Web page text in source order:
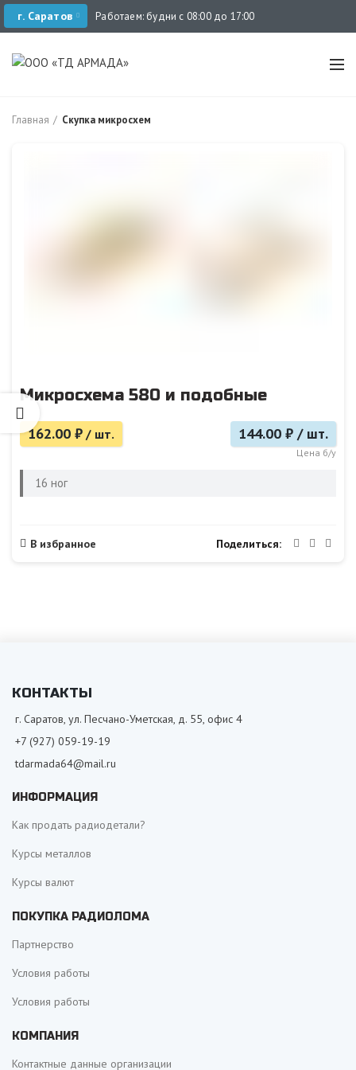
г. Саратов Работаем: будни с 08:00 до 17:00
Главная Скупка микросхем
Микросхема 580 и подобные
162.00 ₽ / шт. 144.00 ₽ / шт.
Цена б/у
16 ног
В избранное Поделиться
КОНТАКТЫ
г. Саратов, ул. Песчано-Уметская, д. 55, офис 4
+7 (927) 059-19-19
tdarmada64@mail.ru
ИНФОРМАЦИЯ
Как продать радиодетали?
Курсы металлов
Курсы валют
ПОКУПКА РАДИОЛОМА
Партнерство
Условия работы
Условия работы
КОМПАНИЯ
Контактные данные организации